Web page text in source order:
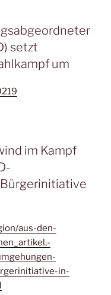
setzt
um
im Kampf
aus-den-
in-